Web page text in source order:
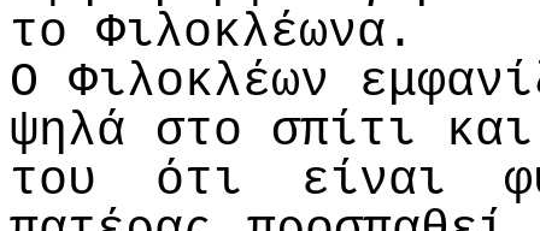
το Φιλοκλέωνα.
Ο Φιλοκλέων
ψηλά στο σπίτι
του ότι είναι